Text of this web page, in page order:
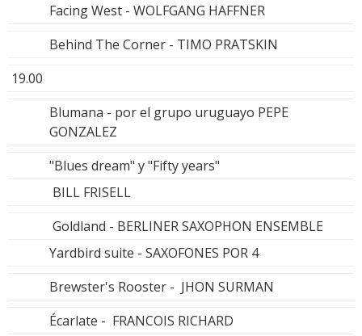
Facing West - WOLFGANG HAFFNER
Behind The Corner - TIMO PRATSKIN
19.00
Blumana - por el grupo uruguayo PEPE
GONZALEZ
"Blues dream" y "Fifty years"
BILL FRISELL
Goldland - BERLINER SAXOPHON ENSEMBLE
Yardbird suite - SAXOFONES POR 4
Brewster's Rooster - JHON SURMAN
Écarlate - FRANCOIS RICHARD